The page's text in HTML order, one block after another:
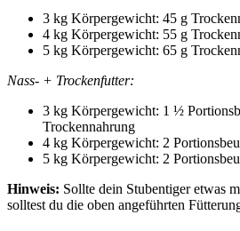
3 kg Körpergewicht: 45 g
4 kg Körpergewicht: 55 g
5 kg Körpergewicht: 65 g
Nass- + Trockenfutter:
3 kg Körpergewicht: 1 ½
Trockennahrung
4 kg Körpergewicht: 2
5 kg Körpergewicht: 2
Hinweis: Sollte dein Stubentiger etwas
solltest du die oben angeführten